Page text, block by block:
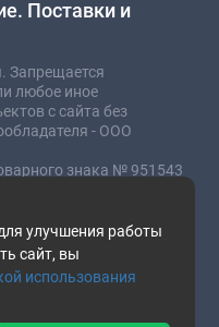
улучшения работы
сайт, вы
использования
Поставки и
Запрещается
любое иное
с сайта без
- ООО
знака № 951543
характер и не
от комплектации,
товара уточняйте у